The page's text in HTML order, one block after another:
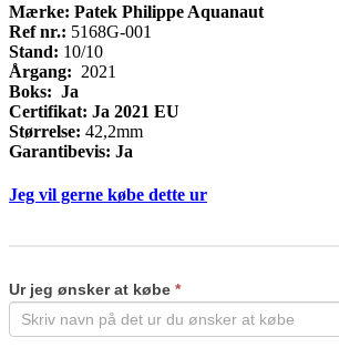
Mærke: Patek Philippe Aquanaut
Ref nr.: 5168G-001
Stand: 10/10
Årgang: 2021
Boks: Ja
Certifikat: Ja 2021 EU
Størrelse: 42,2mm
Garantibevis: Ja
Jeg vil gerne købe dette ur
Ur jeg ønsker at købe *
human,
leave
this